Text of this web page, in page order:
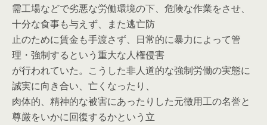
需工場などで劣悪な労働環境の下、危険な作業をさせ、
十分な食事も与えず、また逃亡防
止のために賃金も手渡さず、日常的に暴力によって管
理・強制するという重大な人権侵害
が行われていた。こうした非人道的な強制労働の実態に
誠実に向き合い、亡くなったり、
肉体的、精神的な被害にあったりした元徴用工の名誉と
尊厳をいかに回復するかという立